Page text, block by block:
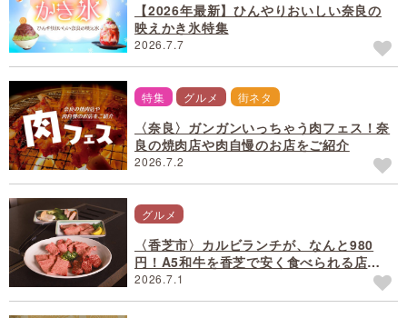
【2026年最新】ひんやりおいしい奈良の
映えかき氷特集
2026.7.7
特集 グルメ 街ネタ
〈奈良〉ガンガンいっちゃう肉フェス！奈
良の焼肉店や肉自慢のお店をご紹介
2026.7.2
グルメ
〈香芝市〉カルビランチが、なんと980
円！A5和牛を香芝で安く食べられる店
（やきにく・や）
2026.7.1